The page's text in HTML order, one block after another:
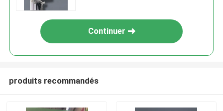
Continuer
produits recommandés